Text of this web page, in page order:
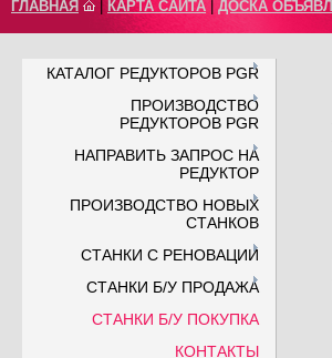
ГЛАВНАЯ КАРТА САЙТА ДОСКА
КАТАЛОГ РЕДУКТОРОВ PGR
ПРОИЗВОДСТВО
РЕДУКТОРОВ PGR
НАПРАВИТЬ ЗАПРОС НА
РЕДУКТОР
ПРОИЗВОДСТВО НОВЫХ
СТАНКОВ
СТАНКИ С РЕНОВАЦИИ
СТАНКИ Б/У ПРОДАЖА
СТАНКИ Б/У ПОКУПКА
КОНТАКТЫ